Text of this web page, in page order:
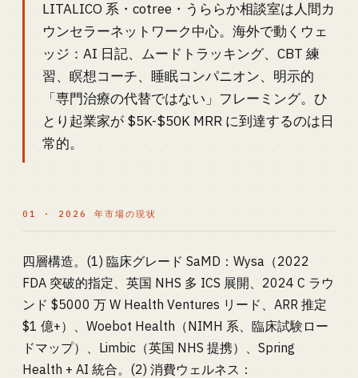
LITALICO 系・cotree・うららか相談室は人間カ
ウンセラーネットワーク中心。海外で動くウェ
ッジ：AI 日記、ムードトラッキング、CBT 練
習、瞑想コーチ、睡眠コンパニオン、明示的
「専門治療の代替ではない」フレーミング。ひ
とり起業家が $5K-$50K MRR に到達するのは日
常的。
01 · 2026 年市場の現状
四層構造。(1) 臨床グレード SaMD：Wysa（2022
FDA 突破的指定、英国 NHS 多 ICS 展開、2024 C ラウ
ンド $5000 万 W Health Ventures リード、ARR 推定
$1 億+）、Woebot Health（NIMH 系、臨床試験ロー
ドマップ）、Limbic（英国 NHS 提携）、Spring
Health + AI 統合。(2) 消費ウェルネス：